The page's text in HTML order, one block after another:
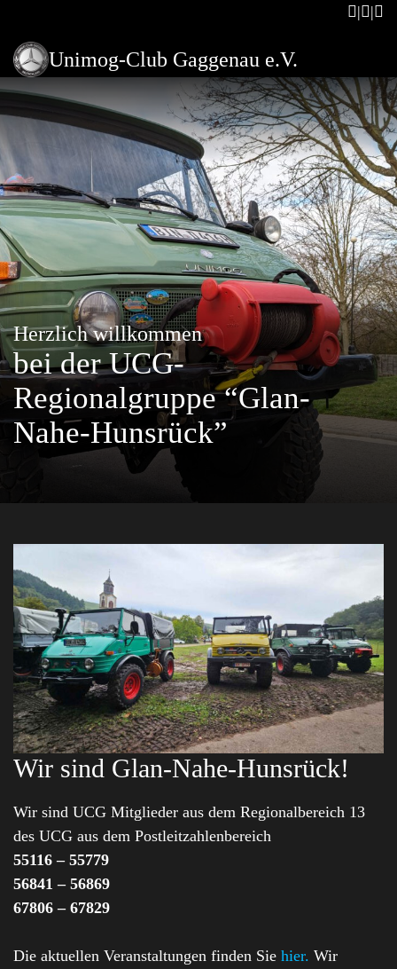
Unimog-Club Gaggenau e.V.
Herzlich willkommen
bei der UCG-
Regionalgruppe “Glan-
Nahe-Hunsrück”
Wir sind Glan-Nahe-Hunsrück!
Wir sind UCG Mitglieder aus dem Regionalbereich 13
des UCG aus dem Postleitzahlenbereich
55116 – 55779
56841 – 56869
67806 – 67829
Die aktuellen Veranstaltungen finden Sie hier. Wir